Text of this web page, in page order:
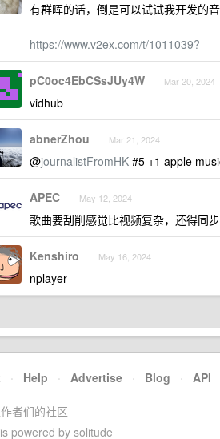
有群晖的话，倒是可以试试我开发的
https://www.v2ex.com/t/1011039?
pC0oc4EbCSsJUy4W Mar 20, 2024
vidhub
abnerZhou Mar 21, 2024
@journalistFromHK #5 +1 apple
APEC May 12, 2024
歌曲要刮削感觉比视频复杂，还得同
Kenshiro May 16, 2024
nplayer
· Help · Advertise · Blog · API
者们的社区
powered by solitude